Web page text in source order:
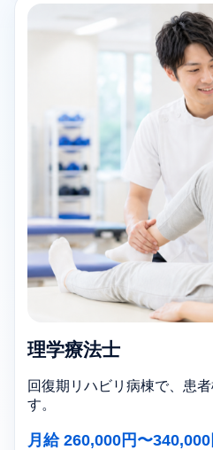
理学療法士
回復期リハビリ病棟で、患
す。
月給 260,000円〜340,000